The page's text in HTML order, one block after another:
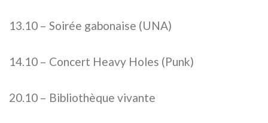
13.10 – Soirée gabonaise (UNA)
14.10 – Concert Heavy Holes (Punk)
20.10 – Bibliothèque vivante